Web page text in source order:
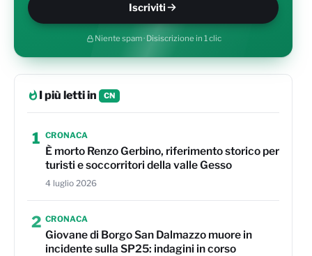
Iscriviti
Niente spam · Disiscrizione in 1 clic
I più letti in CN
1 CRONACA
È morto Renzo Gerbino, riferimento storico per
turisti e soccorritori della valle Gesso
4 luglio 2026
2 CRONACA
Giovane di Borgo San Dalmazzo muore in
incidente sulla SP25: indagini in corso